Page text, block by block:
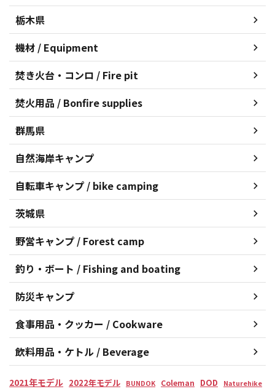
栃木県
機材 / Equipment
焚き火台・コンロ / Fire pit
焚火用品 / Bonfire supplies
群馬県
自然海岸キャンプ
自転車キャンプ / bike camping
茨城県
野営キャンプ / Forest camp
釣り・ボート / Fishing and boating
防災キャンプ
食事用品・クッカー / Cookware
飲料用品・ケトル / Beverage
2021年モデル 2022年モデル BUNDOK Coleman DOD Naturehike